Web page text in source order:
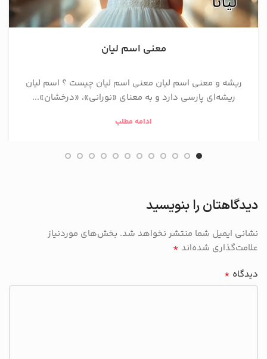
معنی اسم لیان
ریشه و معنی اسم لیان معنی اسم لیان چیست ؟ اسم لیان
ریشه‌ای پارسی دارد و به معنای «نورانی»، «درخشان»...
ادامه مطلب
دیدگاهتان را بنویسید
نشانی ایمیل شما منتشر نخواهد شد. بخش‌های موردنیاز
علامت‌گذاری شده‌اند *
دیدگاه *